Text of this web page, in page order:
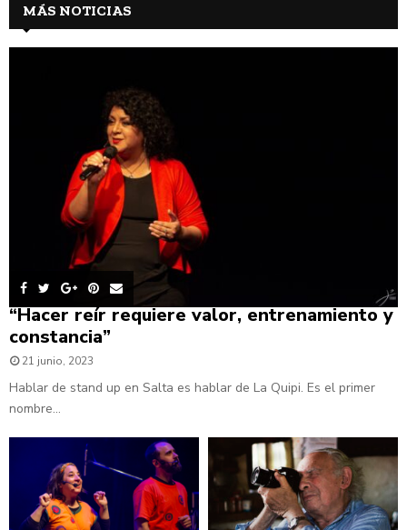
MÁS NOTICIAS
“Hacer reír requiere valor, entrenamiento y
constancia”
21 junio, 2023
Hablar de stand up en Salta es hablar de La Quipi. Es el primer
nombre...